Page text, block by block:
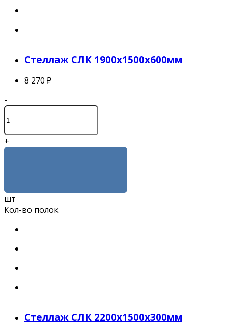
Стеллаж СЛК 1900x1500x600мм
8 270 ₽
-
+
шт
Кол-во полок
Стеллаж СЛК 2200x1500x300мм